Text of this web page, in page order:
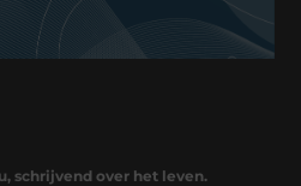
schrijvend over het leven.